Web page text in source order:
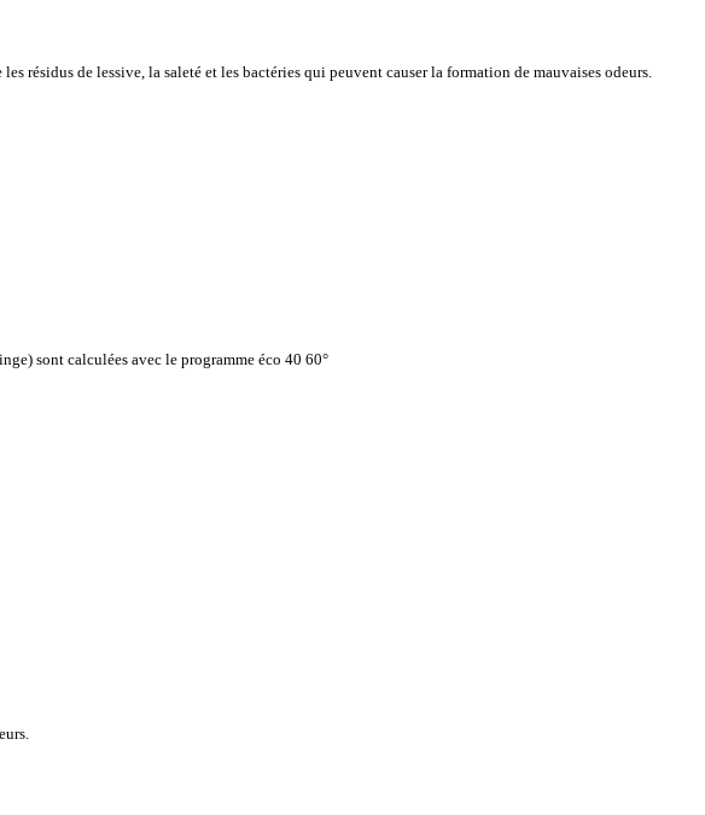
résidus de lessive, la saleté et les bactéries qui peuvent causer la formation de mauvaises odeurs.
sont calculées avec le programme éco 40 60°